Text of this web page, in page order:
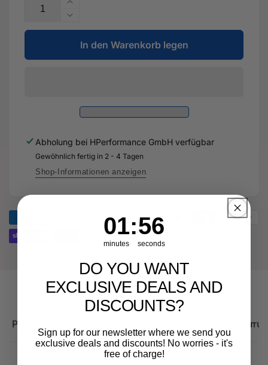
Erhöhe
die
Menge
für
Montageset
Reifensystem
003
010
A2
Original
Verringere
die
Menge
für
und
Reifensystem
G
003
010
-
Ersatzteil
Sportback
In den Warenkorb legen
Abholung bei HPerformance GmbH verfügbar
Gewöhnlich fertig in 2 - 4 Tagen
Shop-Informationen anzeigen
Produktbeschreibung Wichtige Hinweise zum
Countdown ends in:
1
01
minutes
: 56
56
seconds
DO YOU WANT
EXCLUSIVE DEALS AND
DISCOUNTS?
Sign up for our newsletter where we send you
exclusive deals and discounts! No worries - it's
free of charge!